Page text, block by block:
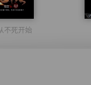
不死开始